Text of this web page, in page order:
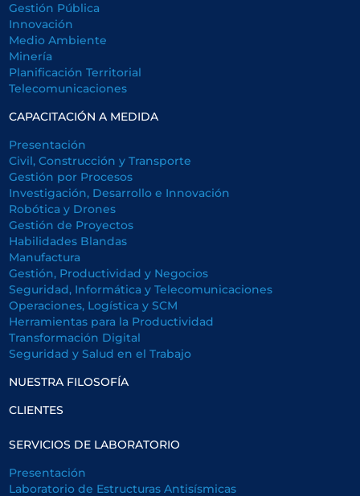
Gestión Pública
Innovación
Medio Ambiente
Minería
Planificación Territorial
Telecomunicaciones
CAPACITACIÓN A MEDIDA
Presentación
Civil, Construcción y Transporte
Gestión por Procesos
Investigación, Desarrollo e Innovación
Robótica y Drones
Gestión de Proyectos
Habilidades Blandas
Manufactura
Gestión, Productividad y Negocios
Seguridad, Informática y Telecomunicaciones
Operaciones, Logística y SCM
Herramientas para la Productividad
Transformación Digital
Seguridad y Salud en el Trabajo
NUESTRA FILOSOFÍA
CLIENTES
SERVICIOS DE LABORATORIO
Presentación
Laboratorio de Estructuras Antisísmicas